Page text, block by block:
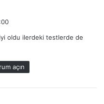
oldu ilerdeki testlerde de
açın